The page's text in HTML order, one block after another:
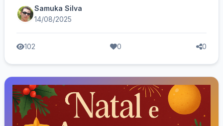
Samuka Silva
14/08/2025
102 0 0